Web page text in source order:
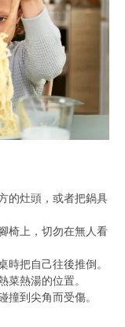
的灶頭，或者把鍋具
椅上，切勿在無人看
把自己往後推倒。
熱湯的位置。
到尖角而受傷。